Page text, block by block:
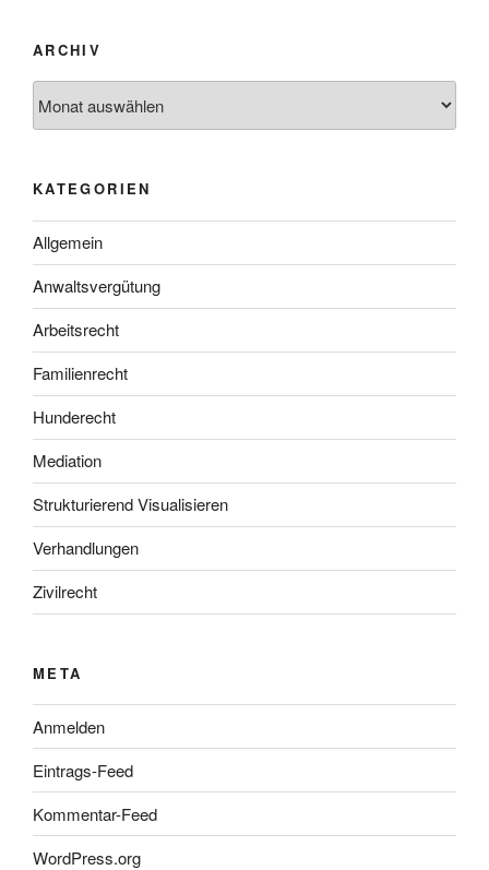
ARCHIV
KATEGORIEN
Allgemein
Anwaltsvergütung
Arbeitsrecht
Familienrecht
Hunderecht
Mediation
Strukturierend Visualisieren
Verhandlungen
Zivilrecht
META
Anmelden
Eintrags-Feed
Kommentar-Feed
WordPress.org